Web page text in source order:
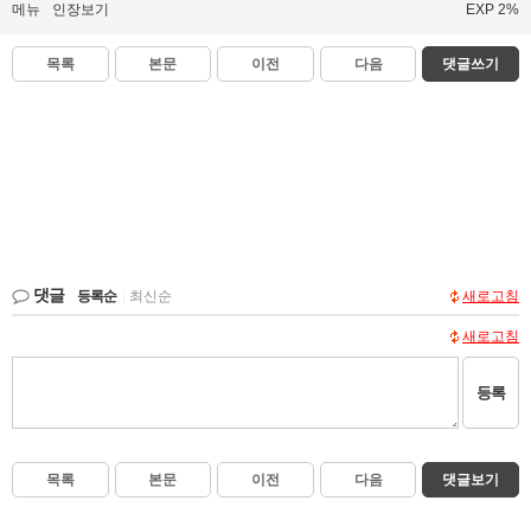
메뉴 인장보기 EXP 2%
목록 본문 이전 다음 댓글쓰기
댓글 등록순 최신순 새로고침
새로고침
등록
목록 본문 이전 다음 댓글보기